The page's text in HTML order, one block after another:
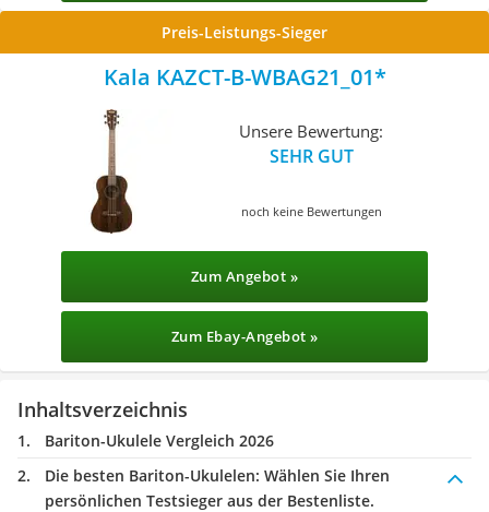
Preis-Leistungs-Sieger
Kala ‎KAZCT-B-WBAG21_01
Unsere Bewertung:
SEHR GUT
noch keine Bewertungen
Zum Angebot »
Zum Ebay-Angebot »
Inhaltsverzeichnis
Bariton-Ukulele Vergleich 2026
Die besten Bariton-Ukulelen: Wählen Sie Ihren
persönlichen Testsieger aus der Bestenliste.